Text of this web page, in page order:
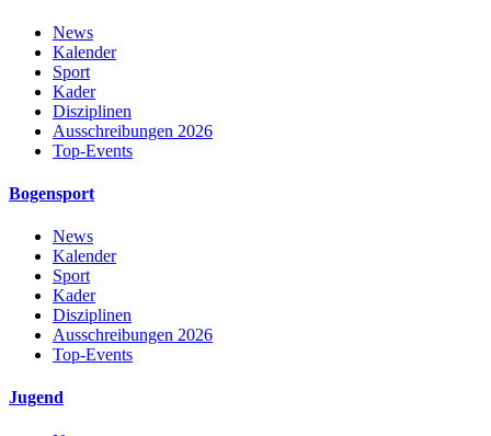
News
Kalender
Sport
Kader
Disziplinen
Ausschreibungen 2026
Top-Events
Bogensport
News
Kalender
Sport
Kader
Disziplinen
Ausschreibungen 2026
Top-Events
Jugend